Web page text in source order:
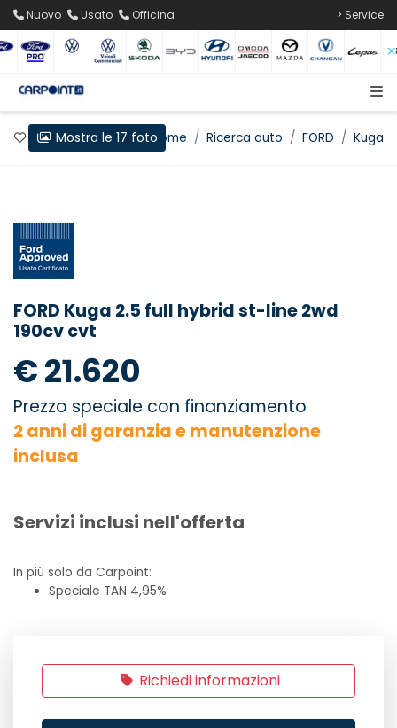
Nuovo Usato Officina > Service
Preferiti Home Ricerca auto FORD Kuga
Mostra le 17 foto
FORD Kuga 2.5 full hybrid st-line 2wd
190cv cvt
€ 21.620
Prezzo speciale con finanziamento
2 anni di garanzia e manutenzione
inclusa
Servizi inclusi nell'offerta
In più solo da Carpoint:
Speciale TAN 4,95%
Richiedi informazioni